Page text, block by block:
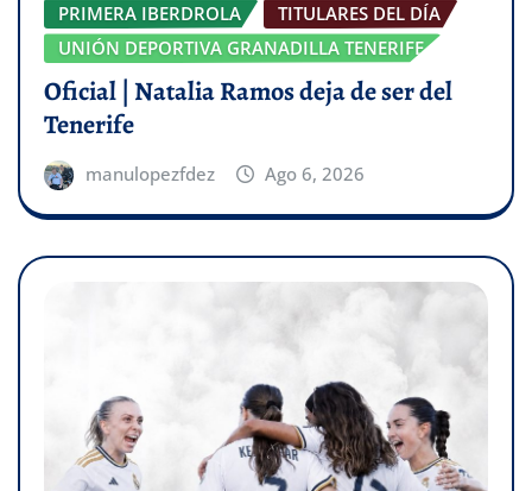
PRIMERA IBERDROLA
TITULARES DEL DÍA
UNIÓN DEPORTIVA GRANADILLA TENERIFE
Oficial | Natalia Ramos deja de ser del
Tenerife
manulopezfdez Ago 6, 2026